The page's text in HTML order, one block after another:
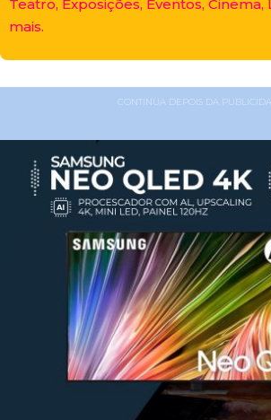
Teatro, Exposições, Eventos,
mais.
CONTINUA DEPOIS DA